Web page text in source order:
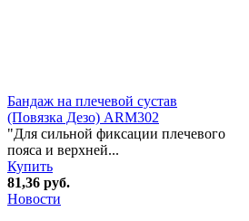
Бандаж на плечевой сустав
(Повязка Дезо) ARM302
"Для сильной фиксации плечевого
пояса и верхней...
Купить
81,36 руб.
Новости